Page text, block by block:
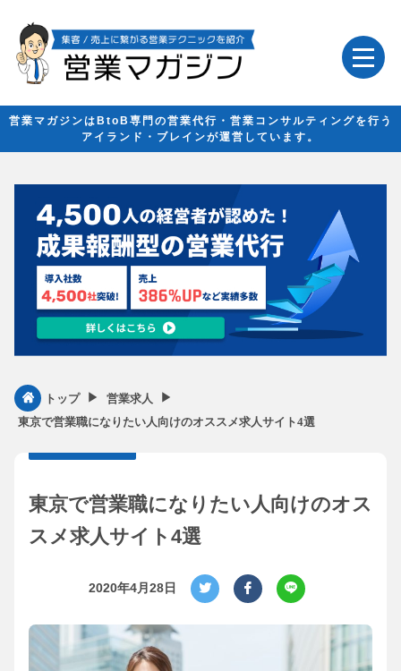
営業マガジンはBtoB専門の営業代行・営業コンサルティングを行う
アイランド・ブレインが運営しています。
トップ ▶︎ 営業求人 ▶︎
東京で営業職になりたい人向けのオススメ求人サイト4選
東京で営業職になりたい人向けのオス
スメ求人サイト4選
2020年4月28日